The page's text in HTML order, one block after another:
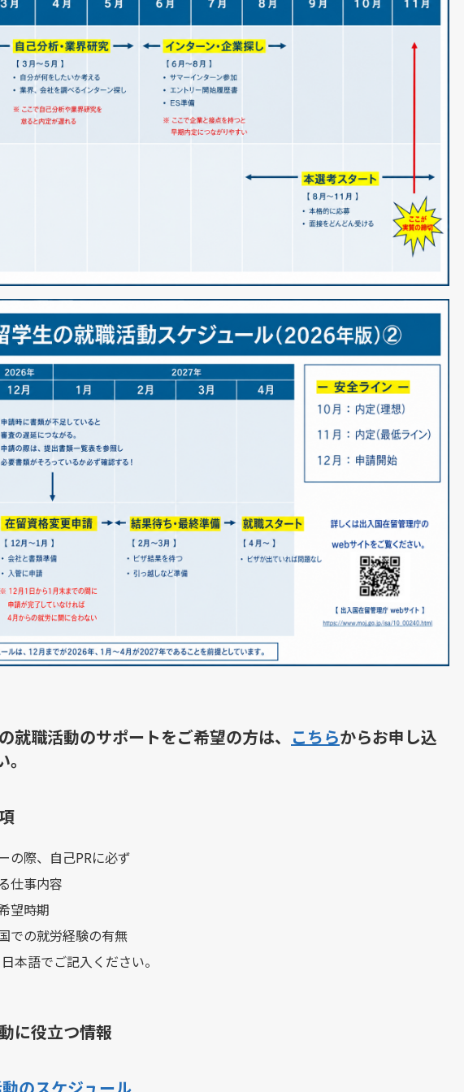
就職活動のサポートをご希望の方は、 こちらからお申し込
の際、自己PRに必ず
仕事内容
望時期
での就労経験の有無
本語でご記入ください。
に役立つ情報